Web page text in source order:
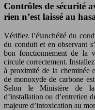
Contrôles de sécurité
rien n’est laissé au
Vérifiez l’étanchéité du
du conduit et en observant
bon fonctionnement de la
circule correctement.
à proximité de la cheminée
de monoxyde de carbone
Selon le Ministère de la
d’installation ou d’entretien
majeure d’intoxication au